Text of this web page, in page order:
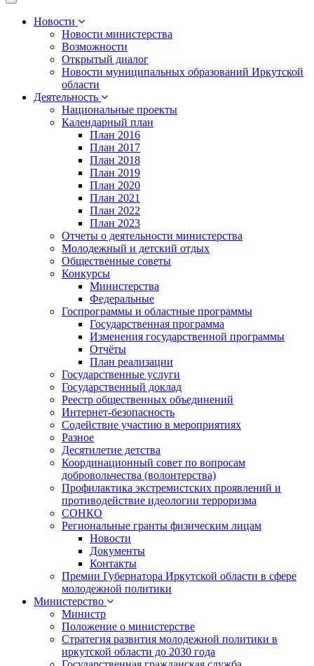
Toggle
navigationНовости
Новости министерства
Возможности
Открытый диалог
Новости муниципальных образований Иркутской
области
Деятельность
Национальные проекты
Календарный план
План 2016
План 2017
План 2018
План 2019
План 2020
План 2021
План 2022
План 2023
Отчеты о деятельности министерства
Молодежный и детский отдых
Общественные советы
Конкурсы
Министерства
Федеральные
Госпрограммы и областные программы
Государственная программа
Изменения государственной программы
Отчёты
План реализации
Государственные услуги
Государственный доклад
Реестр общественных объединений
Интернет-безопасность
Содействие участию в мероприятиях
Разное
Десятилетие детства
Координационный совет по вопросам
добровольчества (волонтерства)
Профилактика экстремистских проявлений и
противодействие идеологии терроризма
СОНКО
Региональные гранты физическим лицам
Новости
Документы
Контакты
Премии Губернатора Иркутской области в сфере
молодежной политики
Министерство
Министр
Положение о министерстве
Стратегия развития молодежной политики в
иркутской области до 2030 года